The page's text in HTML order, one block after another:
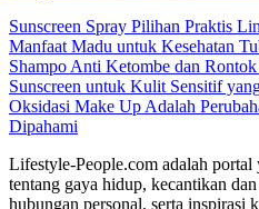
Sunscreen Spray Pilihan Praktis
Manfaat Madu untuk Kesehatan
Shampo Anti Ketombe dan
Sunscreen untuk Kulit Sensitif
Oksidasi Make Up Adalah
Dipahami
Lifestyle-People.com adalah
tentang gaya hidup, kecantikan
hubungan personal, serta inspirasi